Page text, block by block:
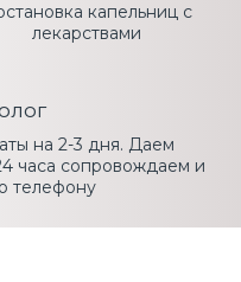
капельниц с
лекарствами
на 2-3 дня. Даем
часа сопровождаем и
телефону